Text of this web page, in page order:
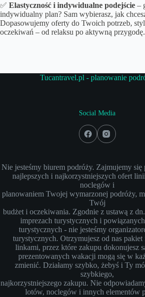
✅ Elastyczność i indywidualne podejście –
indywidualny plan? Sam wybierasz, jak
Dopasowujemy oferty do Twoich potrzeb,
oczekiwań – od relaksu po aktywną przygodę.
Tucantravel.pl - planowanie
Social Media
Nie jesteśmy biurem podróży. Zajmujemy się
najlepszych i najkorzystniejszych ofert
noclegów i
planowaniem Twojej wymarzonej podróży,
Twój
budżet i oczekiwania. Zgodnie z ustawą z
imprezach turystycznych i powiązanych
turystycznych - nie jesteśmy
turystycznych. Otrzymujesz od nas
linkami, przez które zakupu dokonujesz
prezentowanych wakacji mogą się w
zmienić. Działamy szybko, żebyś i Ty
szybkiego,
najkorzystniejszego zakupu. Nie
lotów, noclegów i innych elementów